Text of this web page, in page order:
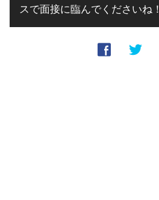
スで面接に臨んでくださいね！